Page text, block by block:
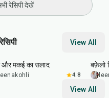
रेसिपी देखें
View All
40 min
और मकई का सलाद
leenakohli 4.8
बफ़ेलो
View All